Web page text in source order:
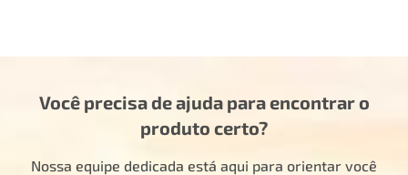
Você precisa de ajuda para encontrar o
produto certo?
Nossa equipe dedicada está aqui para orientar você